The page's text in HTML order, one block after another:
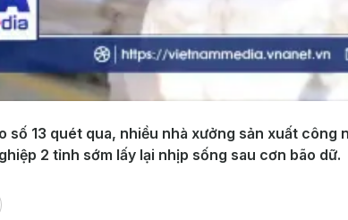
số 13 quét qua, nhiều nhà xưởng sản xuất
2 tỉnh sớm lấy lại nhịp sống sau cơn bão dữ.